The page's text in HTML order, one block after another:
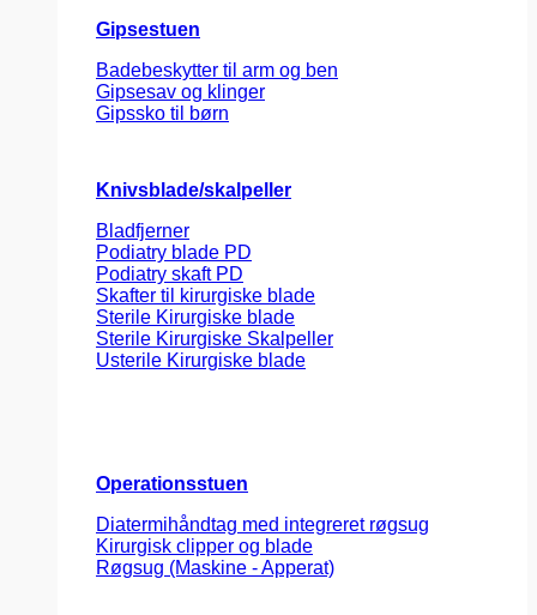
Gipsestuen
Badebeskytter til arm og ben
Gipsesav og klinger
Gipssko til børn
Knivsblade/skalpeller
Bladfjerner
Podiatry blade PD
Podiatry skaft PD
Skafter til kirurgiske blade
Sterile Kirurgiske blade
Sterile Kirurgiske Skalpeller
Usterile Kirurgiske blade
Operationsstuen
Diatermihåndtag med integreret røgsug
Kirurgisk clipper og blade
Røgsug (Maskine - Apperat)